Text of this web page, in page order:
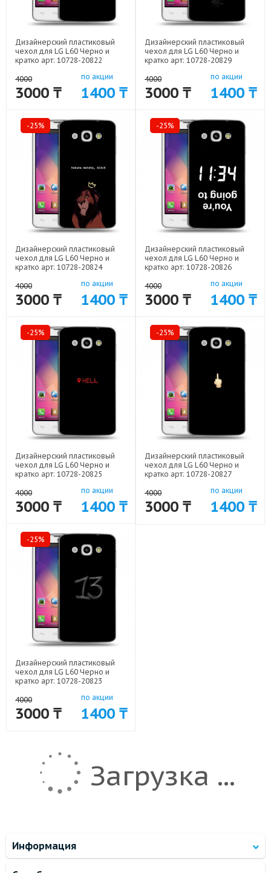
Дизайнерский пластиковый
чехол для LG L60 Черно и
кратко арт: 10728-20822
4000
3000 ₸
по акции
1400 ₸
Дизайнерский пластиковый
чехол для LG L60 Черно и
кратко арт: 10728-20829
4000
3000 ₸
по акции
1400 ₸
-25%
Дизайнерский пластиковый
чехол для LG L60 Черно и
кратко арт: 10728-20824
4000
3000 ₸
по акции
1400 ₸
-25%
Дизайнерский пластиковый
чехол для LG L60 Черно и
кратко арт: 10728-20826
4000
3000 ₸
по акции
1400 ₸
-25%
Дизайнерский пластиковый
чехол для LG L60 Черно и
кратко арт: 10728-20825
4000
3000 ₸
по акции
1400 ₸
-25%
Дизайнерский пластиковый
чехол для LG L60 Черно и
кратко арт: 10728-20827
4000
3000 ₸
по акции
1400 ₸
-25%
Дизайнерский пластиковый
чехол для LG L60 Черно и
кратко арт: 10728-20823
4000
3000 ₸
по акции
1400 ₸
Загрузка ...
Информация